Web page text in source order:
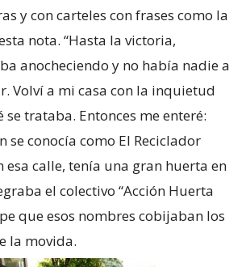
y con carteles con frases como la
nota. “Hasta la victoria,
anocheciendo y no había nadie a
Volví a mi casa con la inquietud
se trataba. Entonces me enteré:
se conocía como El Reciclador
esa calle, tenía una gran huerta en
el colectivo “Acción Huerta
que esos nombres cobijaban los
la movida.